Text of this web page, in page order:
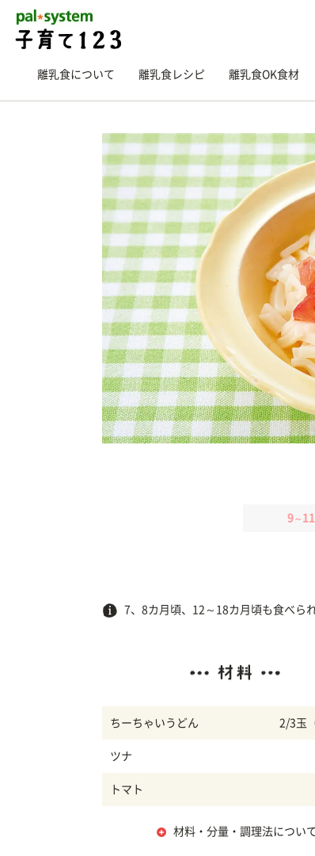
離乳食について 離乳食レシピ 離乳食OK食材
9～ 11
7、8カ月頃、12～18カ月頃も食べら
ちーちゃいうどん 2/3玉
ツナ
トマト
材料・分量・調理法につい